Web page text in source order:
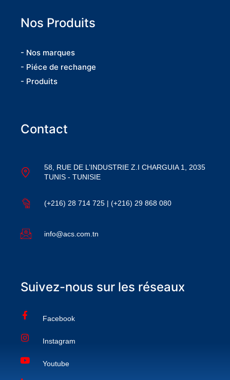
Nos Produits
- Nos marques
- Piéce de rechange
- Produits
Contact
58, RUE DE L’INDUSTRIE Z.I CHARGUIA 1, 2035
TUNIS - TUNISIE
(+216) 28 714 725 | (+216) 29 868 080
info@acs.com.tn
Suivez-nous sur les réseaux
Facebook
Instagram
Youtube